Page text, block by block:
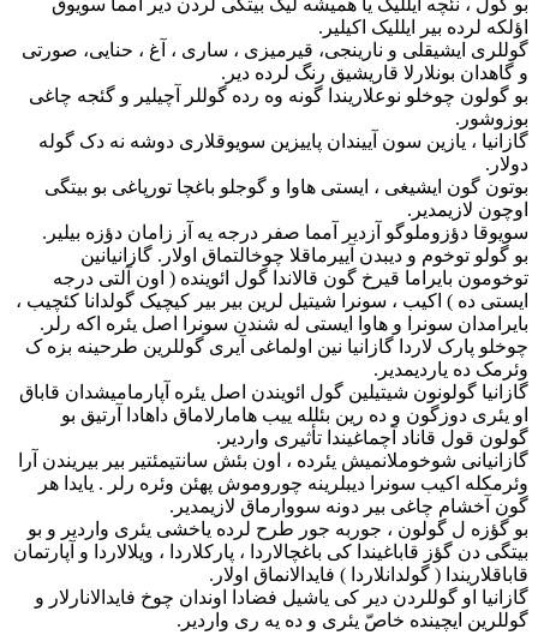
اؤلکه لرده بیر ایللیک اکیلیر.
گوللری ایشیقلی و نارینجی، قیرمیزی ، ساری ، آغ ، حنایی، صورتی
و گاهدان بونلارلا قاریشیق رنگ لرده دیر.
بو گولون چوخلو نوعلاریندا گونه وه رده گوللر آچیلیر و گئجه چاغی
بوزوشور.
گازانیا ، یازین سون آییندان پاییزین سویوقلاری دوشه نه دک گوله
دولار.
بوتون گون ایشیغی ، ایستی هاوا و گوجلو باغچا تورپاغی بو بیتگی
اوچون لازیمدیر.
سویوقا دؤزوملوگو آزدیر آمما صفر درجه یه آز زامان دؤزه بیلیر.
بو گولو توخوم و دیبدن آییرماقلا چوخالتماق اولار. گازانیانین
توخومون بایراما قیرخ گون قالاندا گول ائوینده ( اون آلتی درجه
ایستی ده ) اکیب ، سونرا شیتیل لرین بیر بیر کیچیک گولدانا کئچیب ،
بایرامدان سونرا و هاوا ایستی له شندن سونرا اصل یئره اکه رلر.
چوخلو پارک لاردا گازانیا نین اولماغی آیری گوللرین طرحینه بزه ک
وئرمک ده یاردیمدیر.
گازانیا گولونون شیتیلین گول ائویندن اصل یئره آپارمامیشدان قاباق
او یئری دوزگون و ده رین بئلله ییب هامارلاماق داهادا آرتیق بو
گولون قول قاناد آچماغیندا تأثیری واردیر.
گازانیانی شوخوملانمیش یئرده ، اون بئش سانتیمئتیر بیر بیریندن آرا
وئرمکله اکیب سونرا دیبلرینه چوروموش پهئن وئره رلر . یایدا هر
گون آخشام چاغی بیر دونه سووارماق لازیمدیر.
بو گؤزه ل گولون ، جوربه جور طرح لرده یاخشی یئری واردیر و بو
بیتگی دن گؤز قاباغیندا کی باغچالاردا ، پارکلاردا ، ویلالاردا و آپارتمان
قاباقلاریندا ( گولدانلاردا ) فایدالانماق اولار.
گازانیا او گوللردن دیر کی یاشیل فضادا اوندان چوخ فایدالانارلار و
گوللرین ایچینده خاصّ یئری و ده یه ری واردیر.